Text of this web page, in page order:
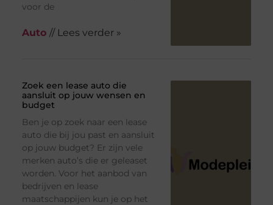
voor de
Auto // Lees verder »
Zoek een lease auto die
aansluit op jouw wensen en
budget
Ben je op zoek naar een lease
auto die bij jou past en aansluit
op jouw budget? Er zijn vele
merken auto’s die er geleaset
worden. Voor het aanbod van
bedrijven en lease
maatschappijen kun je op het